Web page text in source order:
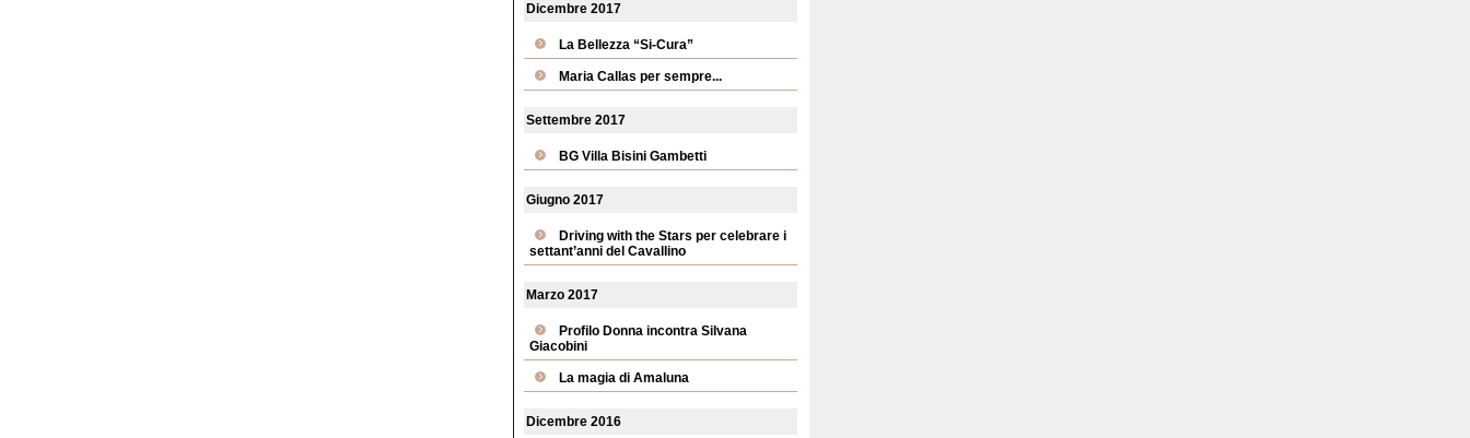
Dicembre 2017
La Bellezza “Si-Cura”
Maria Callas per sempre...
Settembre 2017
BG Villa Bisini Gambetti
Giugno 2017
Driving with the Stars per celebrare i
settant’anni del Cavallino
Marzo 2017
Profilo Donna incontra Silvana
Giacobini
La magia di Amaluna
Dicembre 2016